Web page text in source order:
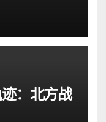
：北方战